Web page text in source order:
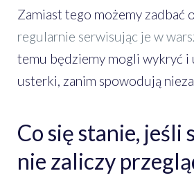
Zamiast tego możemy zadbać
regularnie serwisując je w
temu będziemy mogli wykryć i
usterki, zanim spowodują
Co się stanie, jeśli
nie zaliczy